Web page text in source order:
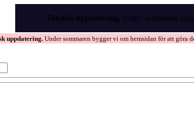
Teknisk uppdatering. Under sommaren
uppdatering. Under sommaren bygger vi om hemsidan för att göra